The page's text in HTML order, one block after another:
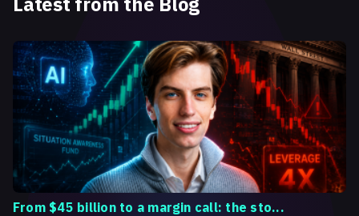
From $45 billion to a margin call: the sto...